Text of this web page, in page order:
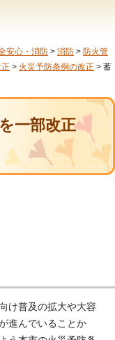
安心・消防 > 消防 > 防火管
> 火災予防条例の改正 > 蓄
一部改正
け普及の拡大や大容
進んでいることか